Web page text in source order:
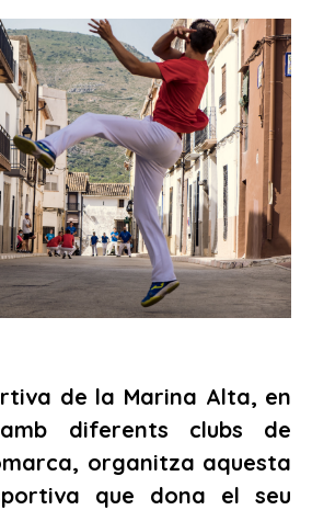
de la Marina Alta, en
amb diferents clubs de
organitza aquesta
que dona el seu